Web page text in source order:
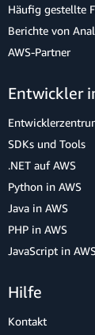
Häufig gestellte
Berichte von
AWS-Partner
Entwickler
SDKs und Tools
.NET auf AWS
Python in AWS
Java in AWS
PHP in AWS
JavaScript in
Hilfe
Kontakt